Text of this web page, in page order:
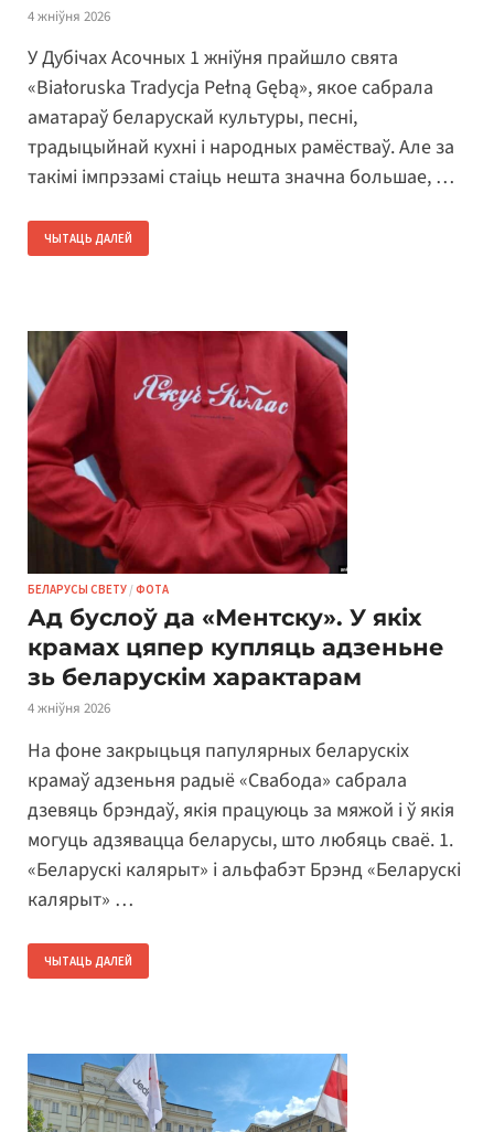
4 жніўня 2026
У Дубічах Асочных 1 жніўня прайшло свята
«Białoruska Tradycja Pełną Gębą», якое сабрала
аматараў беларускай культуры, песні,
традыцыйнай кухні і народных рамёстваў. Але за
такімі імпрэзамі стаіць нешта значна большае, …
ЧЫТАЦЬ ДАЛЕЙ
БЕЛАРУСЫ СВЕТУ /ФОТА
Ад буслоў да «Ментску». У якіх
крамах цяпер купляць адзеньне
зь беларускім характарам
4 жніўня 2026
На фоне закрыцьця папулярных беларускіх
крамаў адзеньня радыё «Свабода» сабрала
дзевяць брэндаў, якія працуюць за мяжой і ў якія
могуць адзявацца беларусы, што любяць сваё. 1.
«Беларускі калярыт» і альфабэт Брэнд «Беларускі
калярыт» …
ЧЫТАЦЬ ДАЛЕЙ